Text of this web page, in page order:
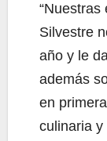
“Nuestras
Silvestre
año y le
además
en
culinaria